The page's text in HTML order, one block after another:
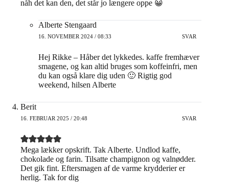
nåh det kan den, det står jo længere oppe 😀
Alberte Stengaard
16. NOVEMBER 2024 / 08:33 SVAR
Hej Rikke – Håber det lykkedes. kaffe fremhæver
smagene, og kan altid bruges som koffeinfri, men
du kan også klare dig uden 🙂 Rigtig god
weekend, hilsen Alberte
Berit
16. FEBRUAR 2025 / 20:48 SVAR
Mega lækker opskrift. Tak Alberte. Undlod kaffe,
chokolade og farin. Tilsatte champignon og valnødder.
Det gik fint. Eftersmagen af de varme krydderier er
herlig. Tak for dig